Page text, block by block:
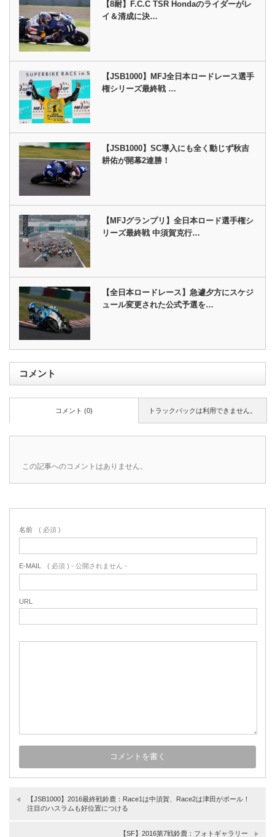
【8耐】F.C.C TSR Hondaのライダーがレ
イ＆清成に決…
【JSB1000】MFJ全日本ロードレース選手
権シリーズ最終戦 …
【JSB1000】SC導入にも全く動じず秋吉
耕佑が開幕2連勝！
【MFJグランプリ】全日本ロード選手権シ
リーズ最終戦 中須賀克行…
【全日本ロードレース】急遽夕方にスケジ
ュール変更された公式予選を…
コメント
トラックバックは利用できません。
コメント (0)
この記事へのコメントはありません。
名前 ( 必須 )
E-MAIL ( 必須 ) - 公開されません -
URL
【JSB1000】2016最終戦鈴鹿：Race1は中須賀、Race2は津田がポール！
注目のハスラムも好位置につける
【SF】2016第7戦鈴鹿：フォトギャラリー